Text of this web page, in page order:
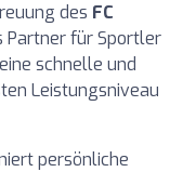
des FC
Partner für Sportler
schnelle und
Leistungsniveau
persönliche